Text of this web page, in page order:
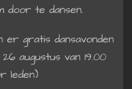
door te dansen.
er gratis dansavonden
26 augustus van 19.00
leden)